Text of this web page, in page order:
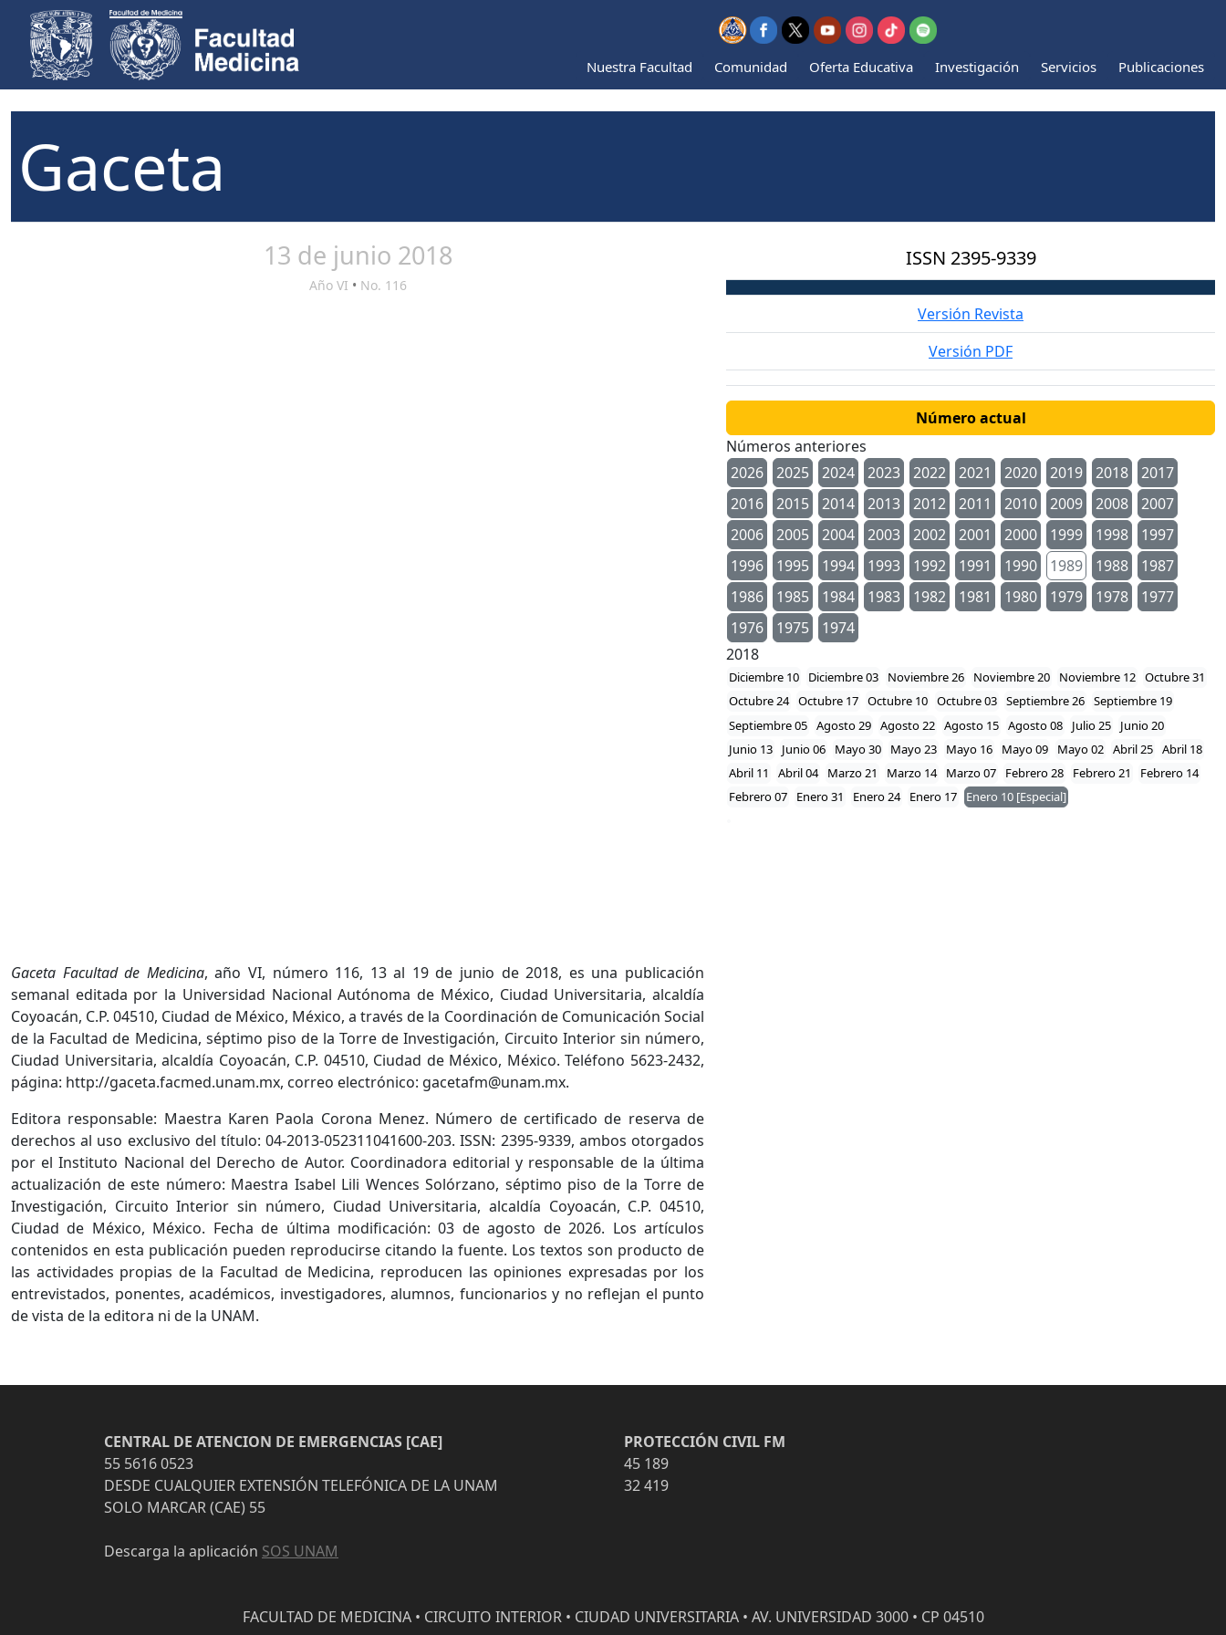
Nuestra Facultad Comunidad Oferta Educativa Investigación Servicios Publicaciones
Gaceta
13 de junio 2018
Año VI • No. 116
Gaceta Facultad de Medicina, año VI, número 116, 13 al 19 de junio de 2018, es una publicación
semanal editada por la Universidad Nacional Autónoma de México, Ciudad Universitaria, alcaldía
Coyoacán, C.P. 04510, Ciudad de México, México, a través de la Coordinación de Comunicación Social
de la Facultad de Medicina, séptimo piso de la Torre de Investigación, Circuito Interior sin número,
Ciudad Universitaria, alcaldía Coyoacán, C.P. 04510, Ciudad de México, México. Teléfono 5623-2432,
página: http://gaceta.facmed.unam.mx, correo electrónico: gacetafm@unam.mx.
Editora responsable: Maestra Karen Paola Corona Menez. Número de certificado de reserva de
derechos al uso exclusivo del título: 04-2013-052311041600-203. ISSN: 2395-9339, ambos otorgados
por el Instituto Nacional del Derecho de Autor. Coordinadora editorial y responsable de la última
actualización de este número: Maestra Isabel Lili Wences Solórzano, séptimo piso de la Torre de
Investigación, Circuito Interior sin número, Ciudad Universitaria, alcaldía Coyoacán, C.P. 04510,
Ciudad de México, México. Fecha de última modificación: 03 de agosto de 2026. Los artículos
contenidos en esta publicación pueden reproducirse citando la fuente. Los textos son producto de
las actividades propias de la Facultad de Medicina, reproducen las opiniones expresadas por los
entrevistados, ponentes, académicos, investigadores, alumnos, funcionarios y no reflejan el punto
de vista de la editora ni de la UNAM.
ISSN 2395-9339
Versión Revista
Versión PDF
Número actual
Números anteriores
2026
2025 2024 2023 2022 2021 2020 2019 2018
2017
2016
2015 2014 2013 2012 2011 2010 2009 2008
2007
2006
2005 2004 2003 2002 2001 2000 1999 1998
1997
1996
1995 1994 1993 1992 1991 1990 1989 1988
1987
1986
1985 1984 1983 1982 1981 1980 1979 1978
1977
1976
1975
1974
2018
Diciembre 10 Diciembre 03 Noviembre 26 Noviembre 20 Noviembre 12 Octubre 31
Octubre 24 Octubre 17 Octubre 10 Octubre 03 Septiembre 26 Septiembre 19
Septiembre 05 Agosto 29 Agosto 22 Agosto 15 Agosto 08 Julio 25
Junio 20
Junio 13
Junio 06 Mayo 30 Mayo 23 Mayo 16 Mayo 09 Mayo 02 Abril 25 Abril 18
Abril 11
Abril 04 Marzo 21 Marzo 14 Marzo 07 Febrero 28 Febrero 21
Febrero 14
Febrero 07
Enero 31 Enero 24 Enero 17 Enero 10 [Especial]
CENTRAL DE ATENCION DE EMERGENCIAS [CAE]
55 5616 0523
DESDE CUALQUIER EXTENSIÓN TELEFÓNICA DE LA UNAM
SOLO MARCAR (CAE) 55
Descarga la aplicación SOS UNAM
PROTECCIÓN CIVIL FM
45 189
32 419
FACULTAD DE MEDICINA • CIRCUITO INTERIOR • CIUDAD UNIVERSITARIA • AV. UNIVERSIDAD 3000 • CP 04510